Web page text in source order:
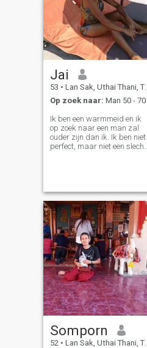
Jai
53 • Lan Sak, Uthai Thani, Thailand
Op zoek naar: Man 50 - 70
Ik ben een warmmeid en ik
op zoek naar een man zal
ouder zijn dan ik. Ik ben niet
perfect, maar niet een slecht
Ik wil weer met mijn
liefdesleven leven. Het leven
zal perfect zijn als we
afwijzen en beslissingen
nemen. Ik ben de tijd van
familievrouwen om te zorgen
en weer te genieten met mijn
geliefde. Mijn taak is om te
zorgen voor oude mensen in
het privé-huis.
Somporn
52 • Lan Sak, Uthai Thani, Thailand